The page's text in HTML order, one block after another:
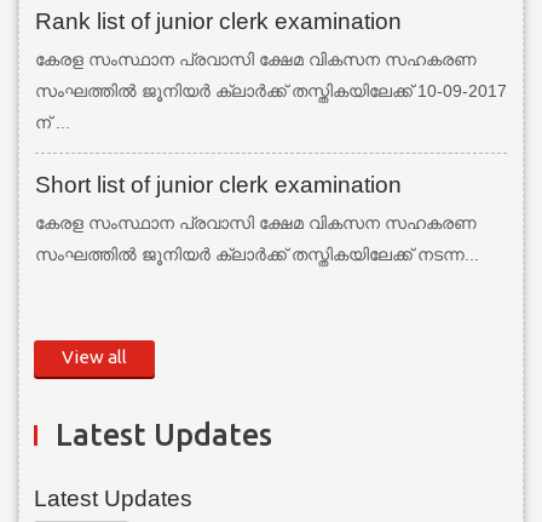
Rank list of junior clerk examination
കേരള സംസ്ഥാന പ്രവാസി ക്ഷേമ വികസന സഹകരണ
സംഘത്തില്‍ ജൂനിയര്‍ ക്ലാര്‍ക്ക് തസ്തികയിലേക്ക് 10-09-2017
ന് ...
Short list of junior clerk examination
കേരള സംസ്ഥാന പ്രവാസി ക്ഷേമ വികസന സഹകരണ
സംഘത്തില്‍ ജൂനിയര്‍ ക്ലാര്‍ക്ക് തസ്തികയിലേക്ക് നടന്ന...
View all
Latest Updates
Latest Updates